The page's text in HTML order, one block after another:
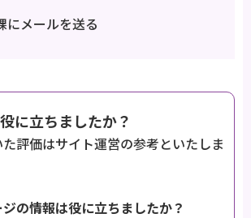
にメールを送る
に立ちましたか？
評価はサイト運営の参考といたしま
の情報は役に立ちましたか？